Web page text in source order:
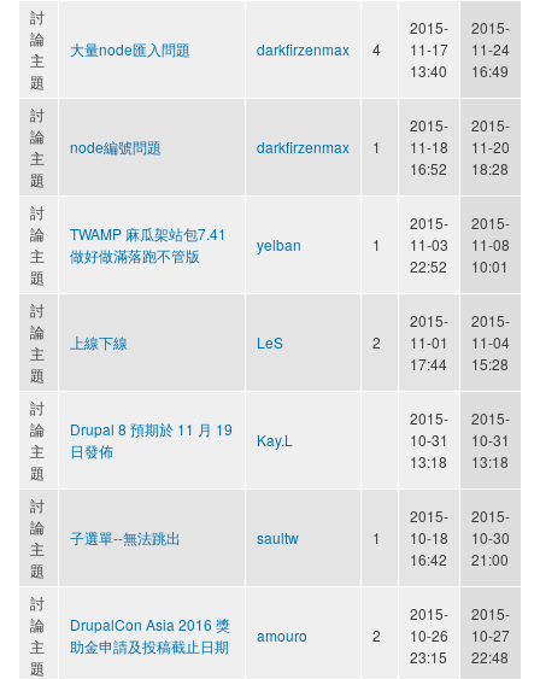
討
論
主
題
大量node匯入問題 darkfirzenmax 4
2015-
11-17
13:40
2015-
11-24
16:49
討
論
主
題
node編號問題 darkfirzenmax 1
2015-
11-18
16:52
2015-
11-20
18:28
討
論
主
題
TWAMP 麻瓜架站包7.41
做好做滿落跑不管版
yelban 1
2015-
11-03
22:52
2015-
11-08
10:01
討
論
主
題
上線下線 LeS 2
2015-
11-01
17:44
2015-
11-04
15:28
討
論
主
題
Drupal 8 預期於 11 月 19
日發佈
Kay.L
2015-
10-31
13:18
2015-
10-31
13:18
討
論
主
題
子選單--無法跳出 saultw 1
2015-
10-18
16:42
2015-
10-30
21:00
討
論
主
題
DrupalCon Asia 2016 獎
助金申請及投稿截止日期
amouro 2
2015-
10-26
23:15
2015-
10-27
22:48